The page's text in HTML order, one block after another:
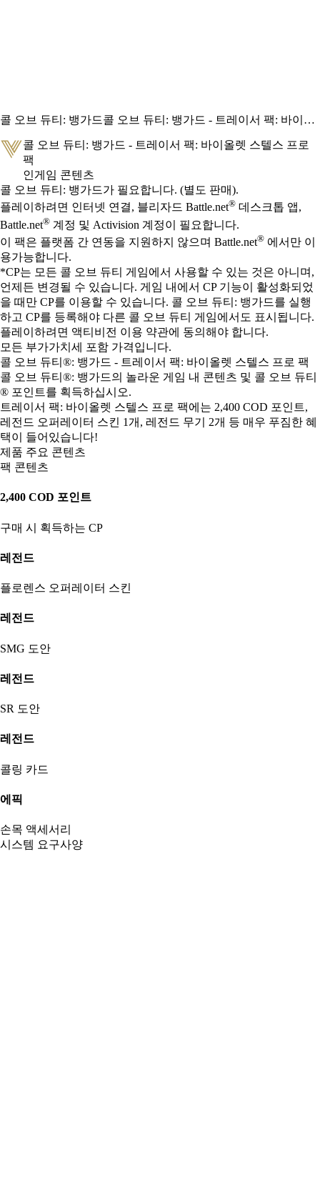
콜 오브 듀티: 뱅가드 콜 오브 듀티: 뱅가드 - 트레이서 팩: 바이올렛 스텔스 프로 팩
콜 오브 듀티: 뱅가드 - 트레이서 팩: 바이올렛 스텔스 프로
팩
인게임 콘텐츠
가격
Available actions
콜 오브 듀티: 뱅가드가 필요합니다. (별도 판매).
플레이하려면 인터넷 연결, 블리자드 Battle.net® 데스크톱 앱,
Battle.net® 계정 및 Activision 계정이 필요합니다.
이 팩은 플랫폼 간 연동을 지원하지 않으며 Battle.net® 에서만 이
용가능합니다.
*CP는 모든 콜 오브 듀티 게임에서 사용할 수 있는 것은 아니며,
언제든 변경될 수 있습니다. 게임 내에서 CP 기능이 활성화되었
을 때만 CP를 이용할 수 있습니다. 콜 오브 듀티: 뱅가드를 실행
하고 CP를 등록해야 다른 콜 오브 듀티 게임에서도 표시됩니다.
플레이하려면 액티비전 이용 약관에 동의해야 합니다.
모든 부가가치세 포함 가격입니다.
콜 오브 듀티®: 뱅가드 - 트레이서 팩: 바이올렛 스텔스 프로 팩
콜 오브 듀티®: 뱅가드의 놀라운 게임 내 콘텐츠 및 콜 오브 듀티
® 포인트를 획득하십시오.
트레이서 팩: 바이올렛 스텔스 프로 팩에는 2,400 COD 포인트,
레전드 오퍼레이터 스킨 1개, 레전드 무기 2개 등 매우 푸짐한 혜
택이 들어있습니다!
제품 주요 콘텐츠
팩 콘텐츠
2,400 COD 포인트
구매 시 획득하는 CP
레전드
플로렌스 오퍼레이터 스킨
레전드
SMG 도안
레전드
SR 도안
레전드
콜링 카드
에픽
손목 액세서리
시스템 요구사양